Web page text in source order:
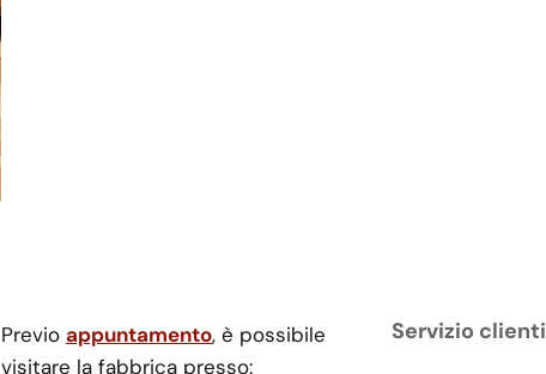
Previo appuntamento, è possibile
visitare la fabbrica presso:
Servizio clienti